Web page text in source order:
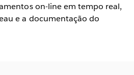
on-line em tempo real,
e a documentação do